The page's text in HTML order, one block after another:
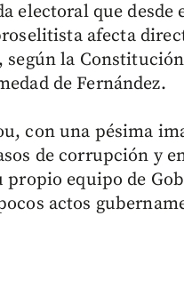
electoral que
afecta
según la
de Fernández.
con una pésima
de corrupción y
propio equipo de
actos